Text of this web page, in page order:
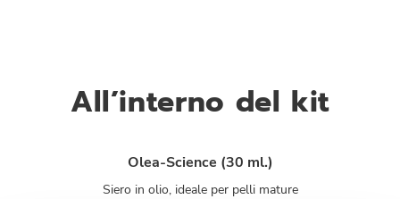
All’interno del kit
Olea-Science (30 ml.)
Siero in olio, ideale per pelli mature